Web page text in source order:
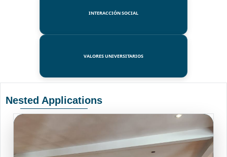
INTERACCIÓN SOCIAL
VALORES UNIVERSITARIOS
Nested Applications